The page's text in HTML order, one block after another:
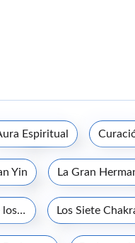
Espiritual
Yin
Los Señores de los Siete Rayos Los Siete